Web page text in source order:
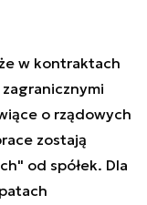
w kontraktach
o rządowych
zostają
od spółek. Dla